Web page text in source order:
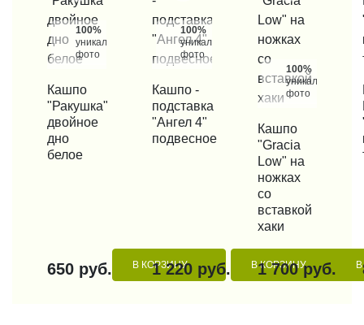
100%
уникальные
фото
КУПИТЬ В 1 КЛИК
Кашпо
"Ракушка"
двойное
дно
белое
650 руб. В КОРЗИНУ
100%
уникальные
фото
КУПИТЬ В 1 КЛИК
Кашпо -
подставка
"Ангел 4"
подвесное
1 220 руб. В КОРЗИНУ
100%
уникальные
фото
КУПИТЬ В 1 КЛИК
Кашпо
"Graсia
Low" на
ножках
со
вставкой
хаки
1 700 руб.